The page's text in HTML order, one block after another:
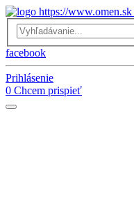
facebook
Prihlásenie
0 Chcem prispieť